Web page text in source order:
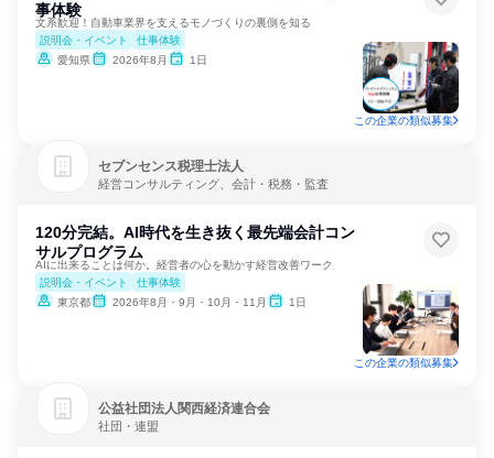
事体験
文系歓迎！自動車業界を支えるモノづくりの裏側を知る
説明会・イベント
仕事体験
愛知県
2026年8月 1日
この企業の類似募集
セブンセンス税理士法人
経営コンサルティング、会計・税務・監査
120分完結。AI時代を生き抜く最先端会計コン
サルプログラム
AIに出来ることは何か。経営者の心を動かす経営改善ワーク
説明会・イベント
仕事体験
東京都
2026年8月・9月・10月・11月 1日
この企業の類似募集
公益社団法人関西経済連合会
社団・連盟